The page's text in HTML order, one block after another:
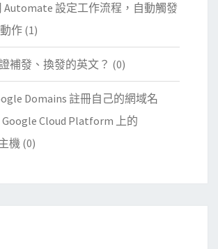
Automate 設定工作流程，自動觸發
作 (1)
補發、換發的英文？ (0)
Domains 註冊自己的網域名
Cloud Platform 上的
機 (0)